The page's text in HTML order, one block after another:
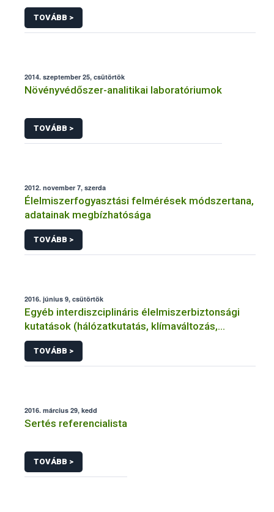
üzemeltetőinek
TOVÁBB >
2014. szeptember 25, csütörtök
Növényvédőszer-analitikai laboratóriumok
TOVÁBB >
2012. november 7, szerda
Élelmiszerfogyasztási felmérések módszertana,
adatainak megbízhatósága
TOVÁBB >
2016. június 9, csütörtök
Egyéb interdiszciplináris élelmiszerbiztonsági
kutatások (hálózatkutatás, klímaváltozás,
járványtan) referencialistája
TOVÁBB >
2016. március 29, kedd
Sertés referencialista
TOVÁBB >